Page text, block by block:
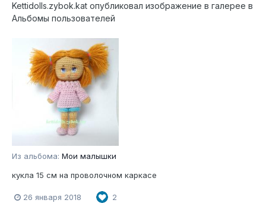
Kettidolls.zybok.kat опубликовал изображение в галерее в
Альбомы пользователей
Из альбома: Мои малышки
кукла 15 см на проволочном каркасе
26 января 2018 2